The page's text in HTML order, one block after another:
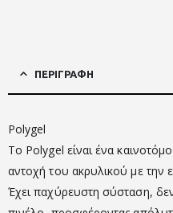
ΠΕΡΙΓΡΑΦΉ
Polygel
Το Polygel είναι ένα
αντοχή του ακρυλικού με την
Έχει παχύρευστη σύσταση,